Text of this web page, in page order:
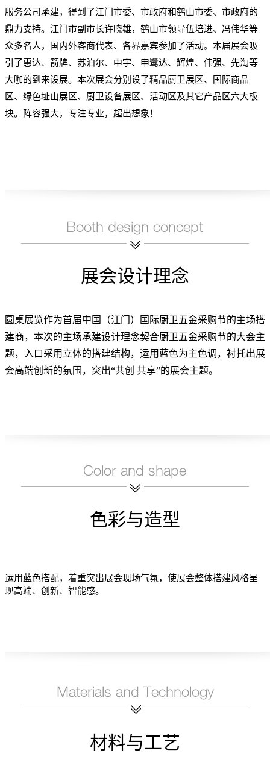
服务公司承建，得到了江门市委、市政府和鹤山市委、市政府的
鼎力支持。江门市副市长许晓雄，鹤山市领导伍培进、冯伟华等
众多名人，国内外客商代表、各界嘉宾参加了活动。本届展会吸
引了惠达、箭牌、苏泊尔、中宇、申鹭达、辉煌、伟强、先淘等
大咖的到来设展。本次展会分别设了精品厨卫展区、国际商品
区、绿色址山展区、厨卫设备展区、活动区及其它产品区六大板
块。阵容强大，专注专业，超出想象！
展会设计理念
圆桌展览作为首届中国（江门）国际厨卫五金采购节的主场搭
建商，本次的主场承建设计理念契合厨卫五金采购节的大会主
题，入口采用立体的搭建结构，运用蓝色为主色调，衬托出展
会高端创新的氛围，突出“共创 共享”的展会主题。
色彩与造型
运用蓝色搭配，着重突出展会现场气氛，使展会整体搭建风格呈
现高端、创新、智能感。
材料与工艺